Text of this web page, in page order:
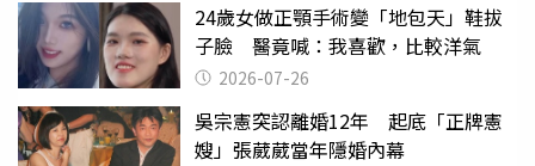
24歲女做正顎手術變「地包天」鞋拔
子臉 醫竟喊：我喜歡，比較洋氣
2026-07-26
吳宗憲突認離婚12年 起底「正牌憲
嫂」張葳葳當年隱婚內幕